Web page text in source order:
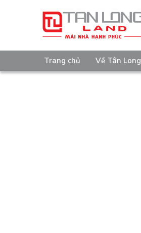
Trang chủ Về Tân Long